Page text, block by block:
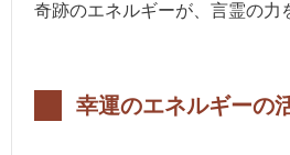
奇跡のエネルギーが、言霊の力
幸運のエネルギーの